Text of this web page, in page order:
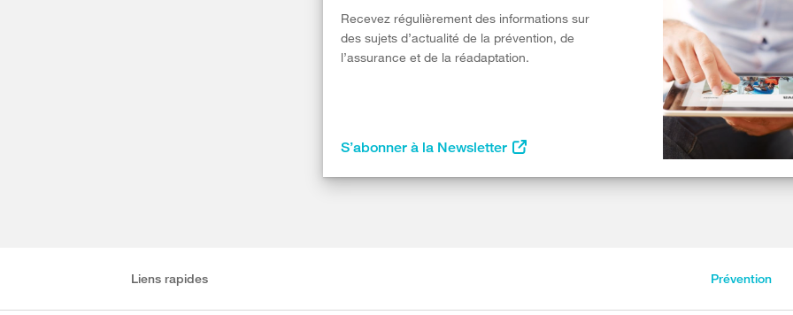
Recevez régulièrement des informations sur
des sujets d’actualité de la prévention, de
l’assurance et de la réadaptation.
S’abonner à la Newsletter
Liens rapides Prévention